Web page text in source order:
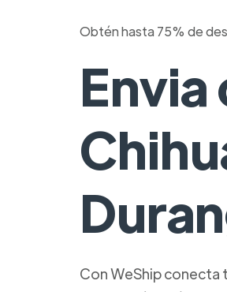
Obtén hasta 75% de
Envia
Con WeShip conecta